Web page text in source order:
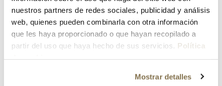
nuestros partners de redes sociales, publicidad y análisis
web, quienes pueden combinarla con otra información
que les haya proporcionado o que hayan recopilado a
partir del uso que haya hecho de sus servicios. Política
Mostrar detalles
¿Has olvidado tu contraseña?